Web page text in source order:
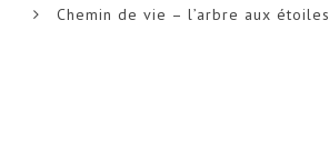
Chemin de vie – l’arbre aux étoiles